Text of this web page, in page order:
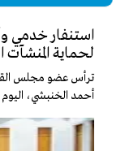
استنفار
لحماية المنشآت
ترأس عضو مجلس
أحمد الخنبشي، اليوم